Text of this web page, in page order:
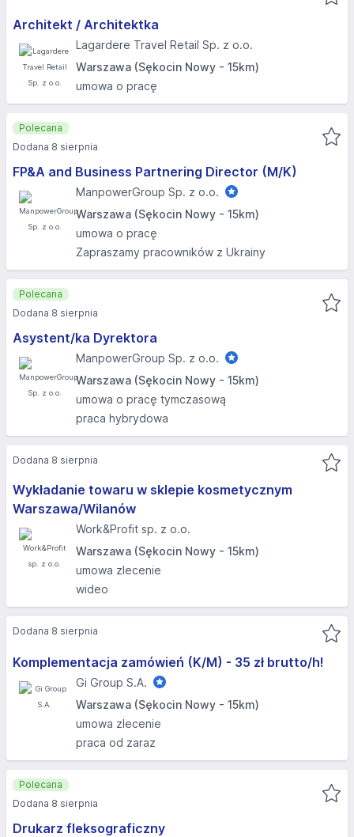
Architekt / Architektka
Lagardere Travel Retail Sp. z o.o.
Warszawa (Sękocin Nowy - 15km)
umowa o pracę
FP&A and Business Partnering Director (M/K)
ManpowerGroup Sp. z o.o.
Warszawa (Sękocin Nowy - 15km)
umowa o pracę
Zapraszamy pracowników z Ukrainy
Polecana
Dodana 8 sierpnia
Asystent/ka Dyrektora
ManpowerGroup Sp. z o.o.
Warszawa (Sękocin Nowy - 15km)
umowa o pracę tymczasową
praca hybrydowa
Polecana
Dodana 8 sierpnia
Wykładanie towaru w sklepie kosmetycznym
Warszawa/Wilanów
Work&Profit sp. z o.o.
Warszawa (Sękocin Nowy - 15km)
umowa zlecenie
wideo
Dodana 8 sierpnia
Komplementacja zamówień (K/M) - 35 zł brutto/h!
Gi Group S.A.
Warszawa (Sękocin Nowy - 15km)
umowa zlecenie
praca od zaraz
Dodana 8 sierpnia
Drukarz fleksograficzny
Polecana
Dodana 8 sierpnia